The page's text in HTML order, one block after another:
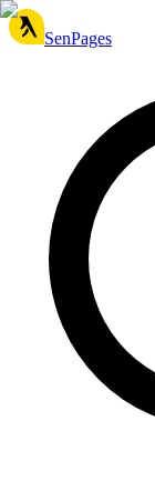
SenPages